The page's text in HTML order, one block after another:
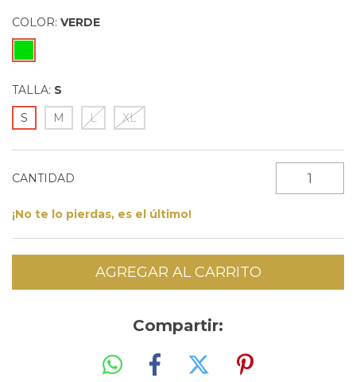
COLOR: VERDE
TALLA: S
S
M L XL
CANTIDAD
¡No te lo pierdas, es el último!
Compartir: